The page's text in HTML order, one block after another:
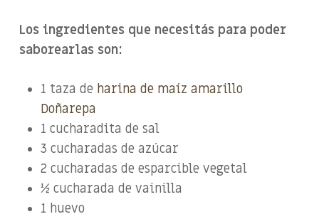
Los ingredientes que necesitás para poder
saborearlas son:
1 taza de harina de maíz amarillo
Doñarepa
1 cucharadita de sal
3 cucharadas de azúcar
2 cucharadas de esparcible vegetal
½ cucharada de vainilla
1 huevo